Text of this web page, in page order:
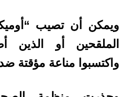
ويمكن أن تصيب
الملقحين أو الذين
واكتسبوا مناعة مؤقتة